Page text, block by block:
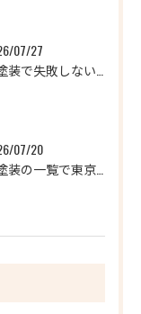
07/27
07/20